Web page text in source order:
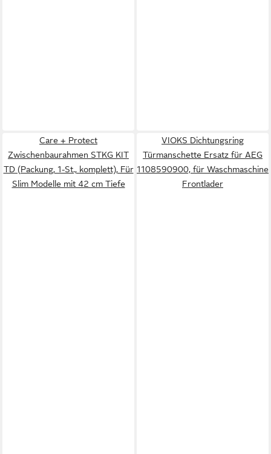
Care + Protect
Zwischenbaurahmen STKG KIT
TD (Packung, 1-St., komplett), Für
Slim Modelle mit 42 cm Tiefe
VIOKS Dichtungsring
Türmanschette Ersatz für AEG
1108590900, für Waschmaschine
Frontlader